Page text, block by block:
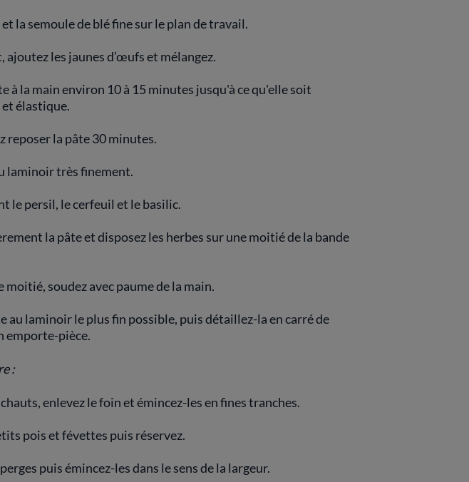
la semoule de blé fine sur le plan de travail.
ajoutez les jaunes d’œufs et mélangez.
à la main environ 10 à 15 minutes jusqu'à ce qu'elle soit
élastique.
reposer la pâte 30 minutes.
laminoir très finement.
le persil, le cerfeuil et le basilic.
la pâte et disposez les herbes sur une moitié de la bande
moitié, soudez avec paume de la main.
au laminoir le plus fin possible, puis détaillez-la en carré de
emporte-pièce.
:
enlevez le foin et émincez-les en fines tranches.
pois et févettes puis réservez.
puis émincez-les dans le sens de la largeur.